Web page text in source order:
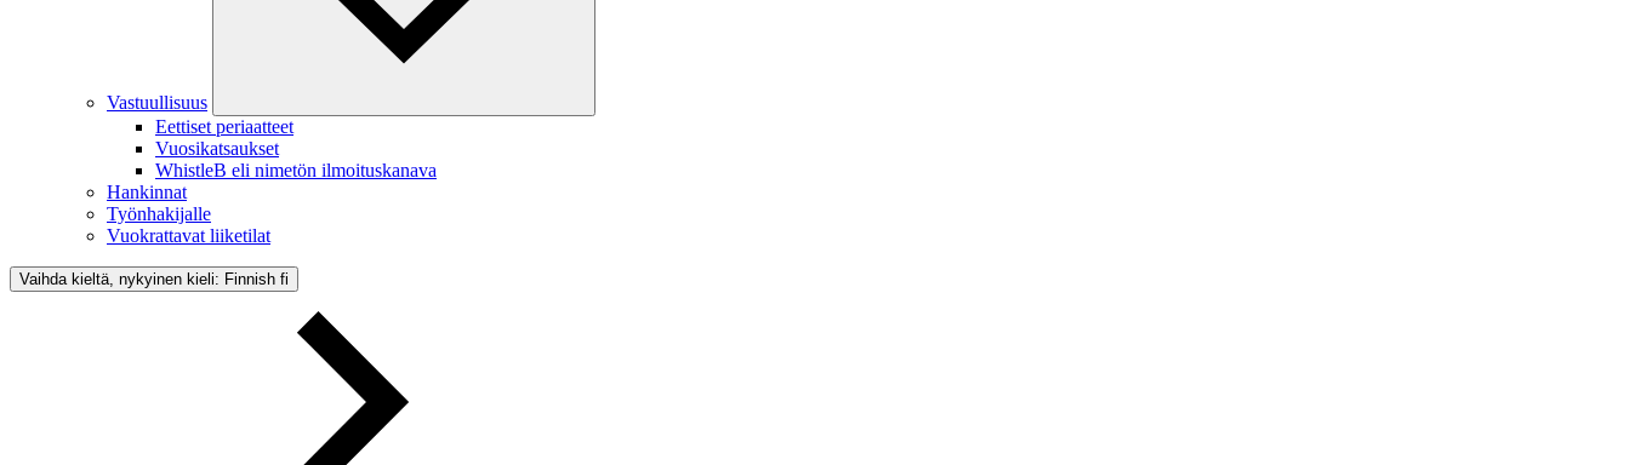
Vastuullisuus
Eettiset periaatteet
Vuosikatsaukset
WhistleB eli nimetön ilmoituskanava
Hankinnat
Työnhakijalle
Vuokrattavat liiketilat
Vaihda kieltä, nykyinen kieli: Finnish fi